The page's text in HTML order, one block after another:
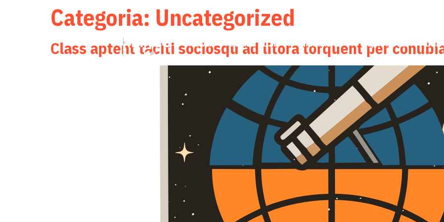
HOME FEFICC 2026 INICIATIVAS FAÇA PARTE
Categoria: Uncategorized
Class aptent taciti sociosqu ad litora torquent per